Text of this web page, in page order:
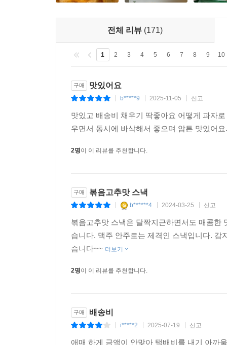
전체 리뷰 (171)
1 2 3 4 5 6 7 8 9 10
구매 맛있어요
b*****9 2025-11-05 신고
맛있고 배송비 채우기 딱좋아요 어떻게 과자
우면서 동시에 바삭해서 좋으며 암튼 맛있어
2명이 이 리뷰를 추천합니다.
구매 볶음고추맛 스낵
b******4 2024-03-25 신고
볶음고추맛 스낵은 달짝지근하면서도 매콤한
습니다. 맥주 안주로는 제격인 스낵입니다.
습니다~~ 더보기
2명이 이 리뷰를 추천합니다.
구매 배송비
i*****2 2025-07-19 신고
애매 하게 금액이 안맞아 택배비를 내기 아까